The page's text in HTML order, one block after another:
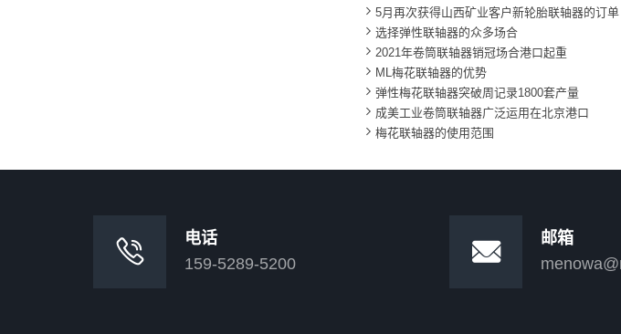
 5月再次获得山西矿业客户新轮胎联轴器的订单
 选择弹性联轴器的众多场合
 2021年卷筒联轴器销冠场合港口起重
 ML梅花联轴器的优势
 弹性梅花联轴器突破周记录1800套产量
 成美工业卷筒联轴器广泛运用在北京港口
 梅花联轴器的使用范围

电话
159-5289-5200

邮箱